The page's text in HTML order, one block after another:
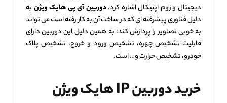
دیجیتال و زوم اپتیکال اشاره کرد.دوربین آی پی هایک ویژن به
دلیل فناوری پیشرفته‌ ای که در ساخت آن به کار رفته است می‌ تواند
به خوبی تصاویر را پردازش کند؛ به همین دلیل این دوربین دارای
قابلیت تشخیص چهره، تشخیص ورود و خروج، تشخیص پلاک
خودرو، تشخیص حرارت و… است.
خرید دوربینIPهایک ویژن